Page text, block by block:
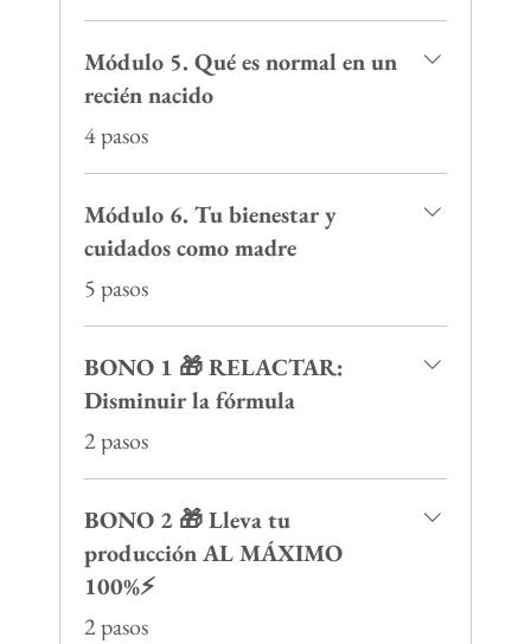
Módulo 5. Qué es normal en un
recién nacido
.
4 pasos
Módulo 6. Tu bienestar y
cuidados como madre
.5 pasos
BONO 1 🎁 RELACTAR:
Disminuir la fórmula
.
2 pasos
BONO 2 🎁 Lleva tu
producción AL MÁXIMO
100%⚡️
.
2 pasos